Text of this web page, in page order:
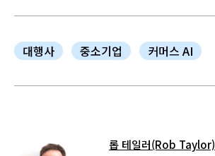
대행사 중소기업 커머스 AI
롭 테일러(Rob Taylor)